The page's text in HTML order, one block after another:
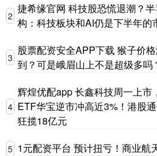
2
捷希缘官网 科技股恐慌退潮？
构：科技板块和AI仍是下半年的
3
股票配资安全APP下载 猴子价
到？可是峨眉山上不是超级多吗
4
辉煌优配app 长鑫科技周一上市
ETF华宝逆市冲高近3%！港股
狂揽18亿元
5 1元配资平台 预计扭亏！商业航